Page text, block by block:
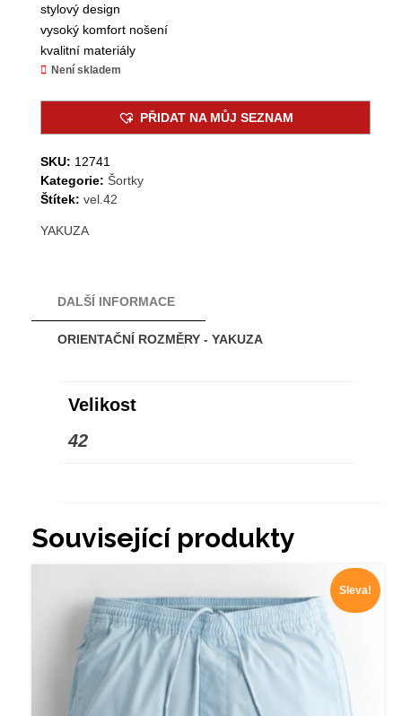
stylový design
vysoký komfort nošení
kvalitní materiály
Není skladem
PŘIDAT NA MŮJ SEZNAM
SKU: 12741
Kategorie: Šortky
Štítek: vel.42
YAKUZA
DALŠÍ INFORMACE
ORIENTAČNÍ ROZMĚRY - YAKUZA
Velikost
42
Související produkty
Sleva!